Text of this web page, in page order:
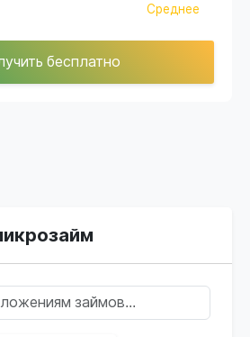
Среднее
бесплатно